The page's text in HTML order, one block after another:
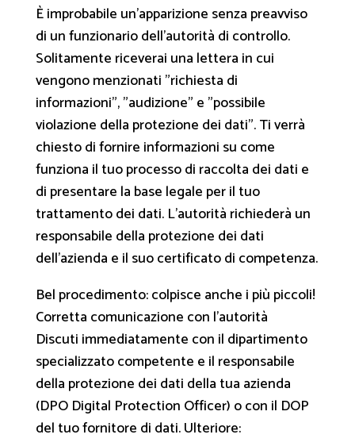
È improbabile un'apparizione senza preavviso
di un funzionario dell'autorità di controllo.
Solitamente riceverai una lettera in cui
vengono menzionati "richiesta di
informazioni", "audizione" e "possibile
violazione della protezione dei dati". Ti verrà
chiesto di fornire informazioni su come
funziona il tuo processo di raccolta dei dati e
di presentare la base legale per il tuo
trattamento dei dati. L'autorità richiederà un
responsabile della protezione dei dati
dell'azienda e il suo certificato di competenza.
Bel procedimento: colpisce anche i più piccoli!
Corretta comunicazione con l'autorità
Discuti immediatamente con il dipartimento
specializzato competente e il responsabile
della protezione dei dati della tua azienda
(DPO Digital Protection Officer) o con il DOP
del tuo fornitore di dati. Ulteriore: